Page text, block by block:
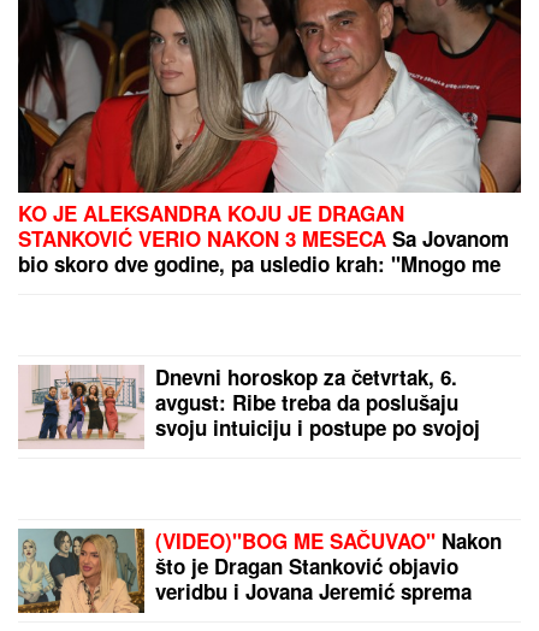
KO JE ALEKSANDRA KOJU JE DRAGAN
STANKOVIĆ VERIO NAKON 3 MESECA Sa Jovanom
bio skoro dve godine, pa usledio krah: "Mnogo me
Dnevni horoskop za četvrtak, 6.
avgust: Ribe treba da poslušaju
svoju intuiciju i postupe po svojoj
(VIDEO)"BOG ME SAČUVAO" Nakon
što je Dragan Stanković objavio
veridbu i Jovana Jeremić sprema